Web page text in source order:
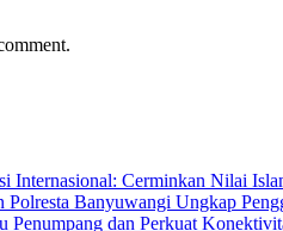
Internasional: Cerminkan Nilai
Banyuwangi Ungkap
dan Perkuat